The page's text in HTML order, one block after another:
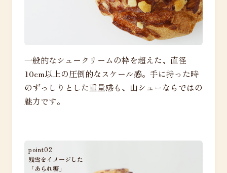
一般的なシュークリームの枠を超えた、直径
10cm以上の圧倒的なスケール感。手に持った時
のずっしりとした重量感も、山シューならではの
魅力です。
point02
残雪をイメージした
「あられ糖」